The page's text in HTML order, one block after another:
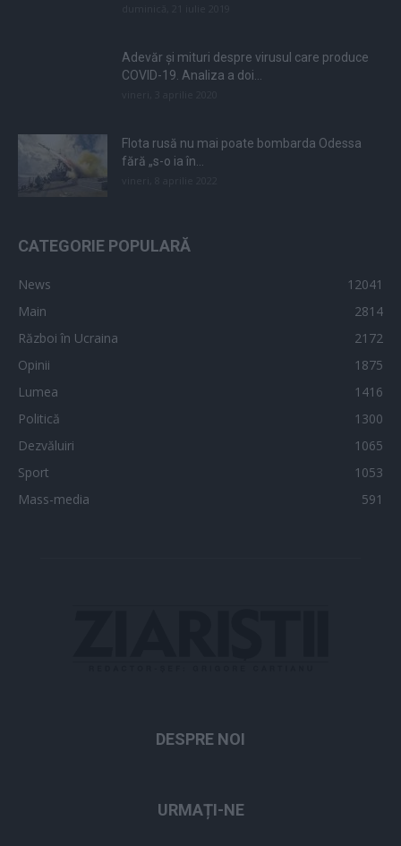
Adevăr și mituri despre virusul care produce
COVID-19. Analiza a doi...
Flota rusă nu mai poate bombarda Odessa
fără „s-o ia în...
CATEGORIE POPULARĂ
News
12041
Main
2814
Război în Ucraina
2172
Opinii
1875
Lumea
1416
Politică
1300
Dezvăluiri
1065
Sport
1053
Mass-media
591
DESPRE NOI
URMAȚI-NE